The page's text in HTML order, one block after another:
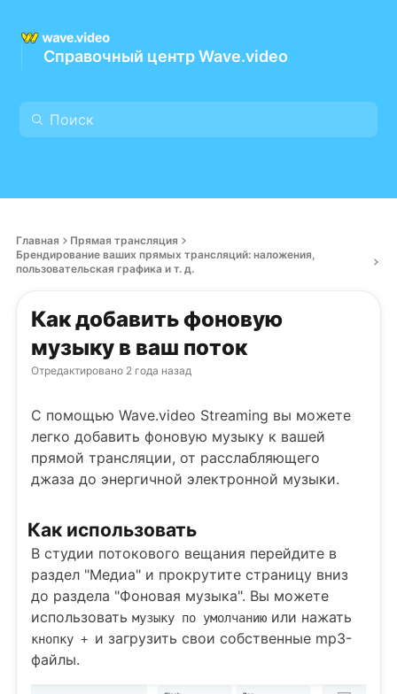
Справочный центр Wave.video
Главная
Прямая трансляция
Брендирование ваших прямых трансляций: наложения,
пользовательская графика и т. д.
Как добавить фоновую
музыку в ваш поток
Отредактировано 2 года назад
С помощью Wave.video Streaming вы можете
легко добавить фоновую музыку к вашей
прямой трансляции, от расслабляющего
джаза до энергичной электронной музыки.
Как использовать
В студии потокового вещания перейдите в
раздел "Медиа" и прокрутите страницу вниз
до раздела "Фоновая музыка". Вы можете
использовать музыку по умолчанию или нажать
кнопку + и загрузить свои собственные mp3-
файлы.